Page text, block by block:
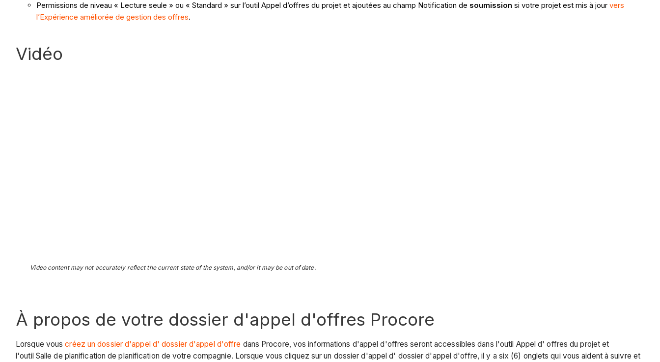
Permissions de niveau « Lecture seule » ou « Standard » sur l’outil Appel d’offres du projet et ajoutées au champ Notification de soumission si votre projet est mis à jour vers
l’Expérience améliorée de gestion des offres.
Vidéo
Video content may not accurately reflect the current state of the system, and/or it may be out of date.
À propos de votre dossier d'appel d'offres Procore
Lorsque vouscréez un dossier d'appel d' dossier d'appel d'offre dans Procore, vos informations d'appel d'offres seront accessibles dans l'outil Appel d'offres du projet et
l'outil Salle de planification de planification de votre compagnie. Lorsque vous cliquez sur un dossier d'appel d' dossier d'appel d'offre, il y a six (6) onglets qui vous aident à suivre et